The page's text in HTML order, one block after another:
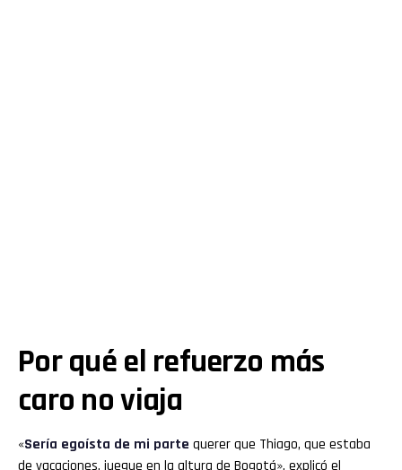
Por qué el refuerzo más
caro no viaja
«Sería egoísta de mi parte querer que Thiago, que estaba
de vacaciones, juegue en la altura de Bogotá», explicó el